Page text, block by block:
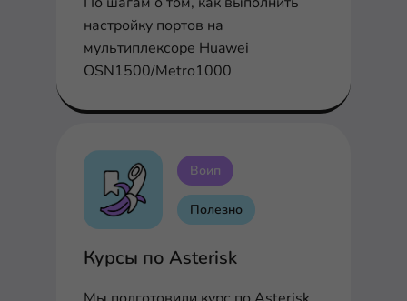
настройку портов на
мультиплексоре Huawei
OSN1500/Metro1000
Воип
Полезно
Курсы по Asterisk